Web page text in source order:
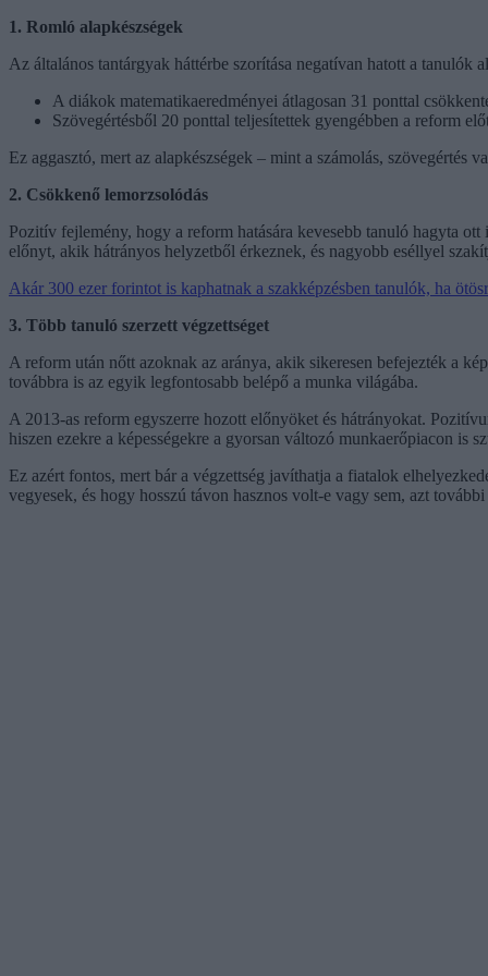
1. Romló alapkészségek
Az általános tantárgyak háttérbe szorítása negatívan hatott a tanulók
A diákok matematikaeredményei átlagosan 31 ponttal
Szövegértésből 20 ponttal teljesítettek gyengébben a reform
Ez aggasztó, mert az alapkészségek – mint a számolás,
2. Csökkenő lemorzsolódás
Pozitív fejlemény, hogy a reform hatására kevesebb tanuló hagyta
előnyt, akik hátrányos helyzetből érkeznek, és nagyobb eséllyel
Akár 300 ezer forintot is kaphatnak a szakképzésben tanulók, ha
3. Több tanuló szerzett végzettséget
A reform után nőtt azoknak az aránya, akik sikeresen befejezték a
továbbra is az egyik legfontosabb belépő a munka világába.
A 2013-as reform egyszerre hozott előnyöket és hátrányokat.
hiszen ezekre a képességekre a gyorsan változó munkaerőpiacon is
Ez azért fontos, mert bár a végzettség javíthatja a fiatalok
vegyesek, és hogy hosszú távon hasznos volt-e vagy sem, azt